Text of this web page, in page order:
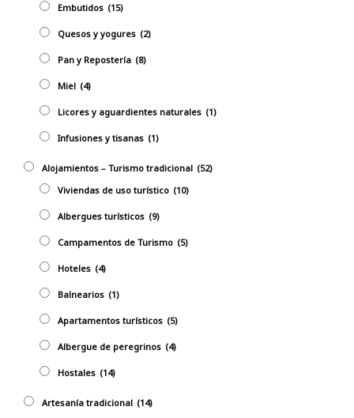
Embutidos (15)
Quesos y yogures (2)
Pan y Repostería (8)
Miel (4)
Licores y aguardientes naturales (1)
Infusiones y tisanas (1)
Alojamientos – Turismo tradicional (52)
Viviendas de uso turístico (10)
Albergues turísticos (9)
Campamentos de Turismo (5)
Hoteles (4)
Balnearios (1)
Apartamentos turísticos (5)
Albergue de peregrinos (4)
Hostales (14)
Artesaní­a tradicional (14)